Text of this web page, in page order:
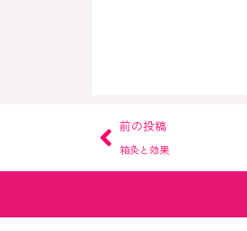
Prev
前の投稿
箱灸と効果